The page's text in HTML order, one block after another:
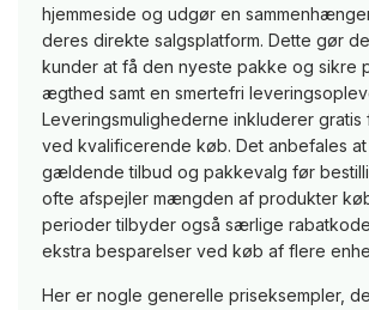
hjemmeside og udgør en
deres direkte salgsplatform. Dette gør
kunder at få den nyeste pakke og sikre
ægthed samt en smertefri
Leveringsmulighederne inkluderer gratis
ved kvalificerende køb. Det anbefales
gældende tilbud og pakkevalg før
ofte afspejler mængden af produkter
perioder tilbyder også særlige
ekstra besparelser ved køb af flere
Her er nogle generelle priseksempler,